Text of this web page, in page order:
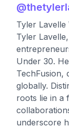
@
Tyler Lavelle
Tyler
Under 30.
TechFusion,
globally.
roots lie in a
underscore